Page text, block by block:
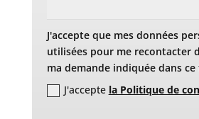
J'accepte que mes données
utilisées pour me recontacter
ma demande indiquée dans
J'accepte la Politique de